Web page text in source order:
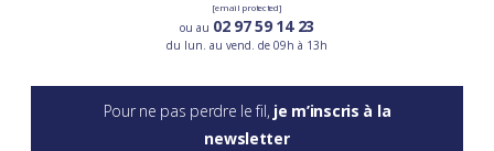
[email protected]
ou au 02 97 59 14 23
du lun. au vend. de 09h à 13h
Pour ne pas perdre le fil, je m’inscris à la
newsletter